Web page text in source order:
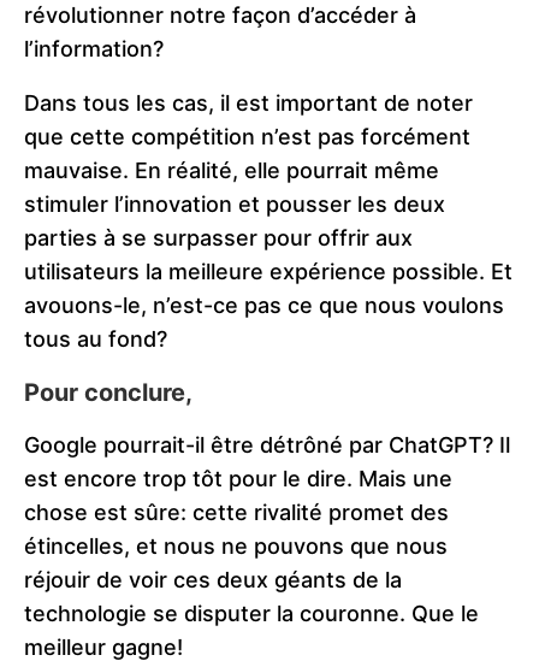
révolutionner notre façon d’accéder à
l’information?
Dans tous les cas, il est important de noter
que cette compétition n’est pas forcément
mauvaise. En réalité, elle pourrait même
stimuler l’innovation et pousser les deux
parties à se surpasser pour offrir aux
utilisateurs la meilleure expérience possible. Et
avouons-le, n’est-ce pas ce que nous voulons
tous au fond?
Pour conclure,
Google pourrait-il être détrôné par ChatGPT? Il
est encore trop tôt pour le dire. Mais une
chose est sûre: cette rivalité promet des
étincelles, et nous ne pouvons que nous
réjouir de voir ces deux géants de la
technologie se disputer la couronne. Que le
meilleur gagne!